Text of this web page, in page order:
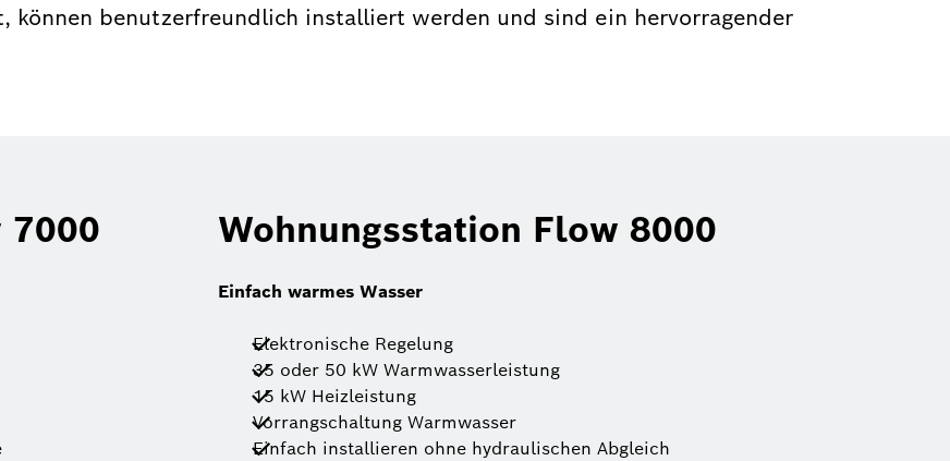
können benutzerfreundlich installiert werden und sind ein hervorragender
7000 Wohnungsstation Flow 8000
Einfach warmes Wasser
Elektronische Regelung
35 oder 50 kW Warmwasserleistung
15 kW Heizleistung
Vorrangschaltung Warmwasser
Einfach installieren ohne hydraulischen Abgleich